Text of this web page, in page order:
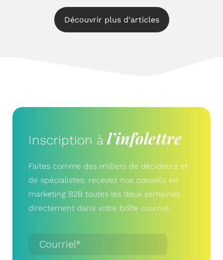
Découvrir plus d'articles
Inscription à l’infolettre
Faites comme des milliers de décideurs et
de spécialistes: recevez nos conseils en
marketing B2B toutes les deux semaines
directement dans votre boîte courriel.